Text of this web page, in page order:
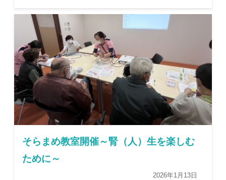
そらまめ教室開催～腎（人）生を楽しむ
ために～
2026年1月13日